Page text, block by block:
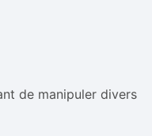
de manipuler divers